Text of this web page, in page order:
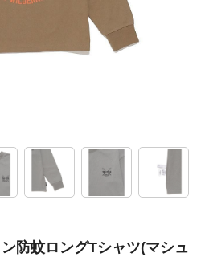
防蚊ロングTシャツ(マシュ